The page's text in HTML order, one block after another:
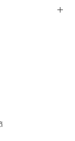
ของคุณเป็นวิธีที่ดี
ว่าพวกเขาสามารถ
างชัดเจนเป็นวิธี
งคุณว่าสามารถซื้อ
มีความพิเศษ และ